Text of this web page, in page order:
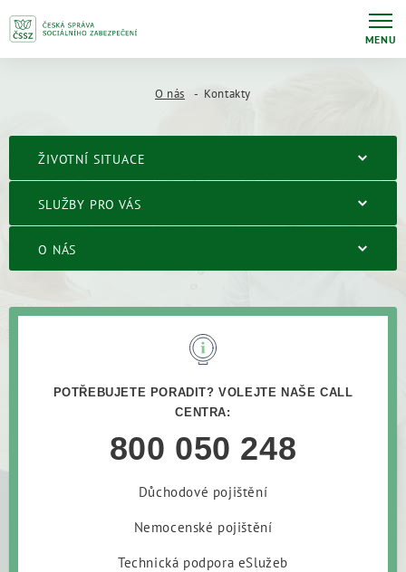
MENU
O nás Kontakty
ŽIVOTNÍ SITUACE
SLUŽBY PRO VÁS
O NÁS
POTŘEBUJETE PORADIT? VOLEJTE NAŠE CALL
CENTRA:
800 050 248
Důchodové pojištění
Nemocenské pojištění
Technická podpora eSlužeb